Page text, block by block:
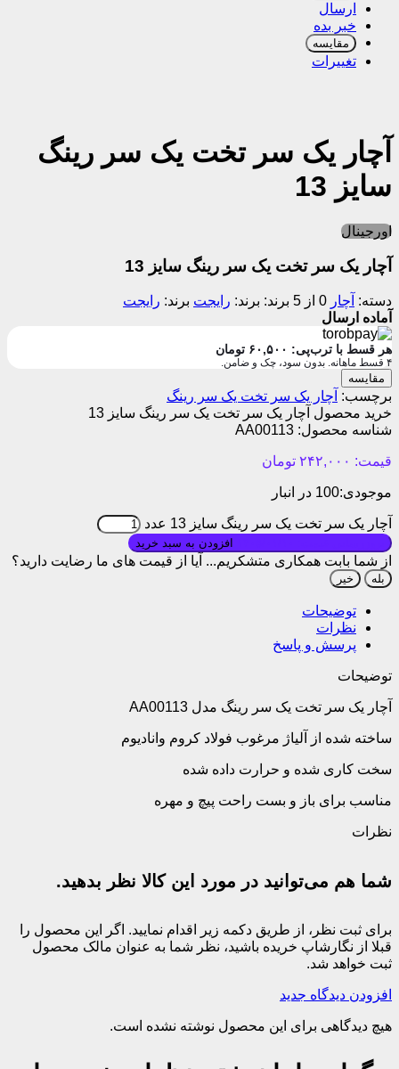
ارسال
خبر بده
مقایسه
تغییرات
آچار یک سر تخت یک سر رینگ
سایز 13
اورجینال
آچار یک سر تخت یک سر رینگ سایز 13
دسته: آچار 0 از 5 برند: رایجت برند: رایجت
آماده ارسال
هر قسط با ترب‌پی: ۶۰,۵۰۰ تومان
۴ قسط ماهانه. بدون سود، چک و ضامن.
مقایسه
برچسب: آچار یک سر تخت یک سر رینگ
خرید محصول آچار یک سر تخت یک سر رینگ سایز 13
شناسه محصول: AA00113
قیمت: ۲۴۲,۰۰۰ تومان
موجودی:100 در انبار
آچار یک سر تخت یک سر رینگ سایز 13 عدد
از شما بابت همکاری متشکریم... آیا از قیمت های ما رضایت دارید؟
بله خیر
توضیحات
نظرات
پرسش و پاسخ
توضیحات
آچار یک سر تخت یک سر رینگ مدل AA00113
ساخته شده از آلیاژ مرغوب فولاد کروم وانادیوم
سخت کاری شده و حرارت داده شده
مناسب برای باز و بست راحت پیچ و مهره
نظرات
شما هم می‌توانید در مورد این کالا نظر بدهید.
برای ثبت نظر، از طریق دکمه زیر اقدام نمایید. اگر این محصول را
قبلا از نگارشاپ خریده باشید، نظر شما به عنوان مالک محصول
ثبت خواهد شد.
افزودن دیدگاه جدید
هیچ دیدگاهی برای این محصول نوشته نشده است.